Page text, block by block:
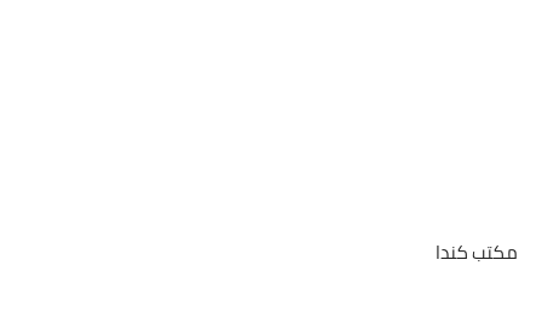
مكتب كندا